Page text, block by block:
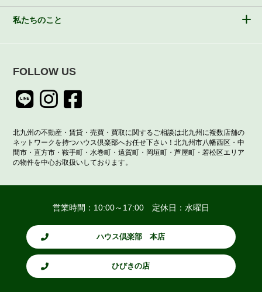
私たちのこと
FOLLOW US
北九州の不動産・賃貸・売買・買取に関するご相談は北九州に複数店舗の
ネットワークを持つハウス倶楽部へお任せ下さい！北九州市八幡西区・中
間市・直方市・鞍手町・水巻町・遠賀町・岡垣町・芦屋町・若松区エリア
の物件を中心お取扱いしております。
営業時間：10:00～17:00 定休日：水曜日
ハウス倶楽部 本店
ひびきの店